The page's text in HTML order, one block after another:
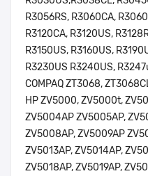
R3056RS, R3060CA,
R3120CA, R3120US,
R3150US, R3160US,
R3230US R3240US,
COMPAQ ZT3068,
HP ZV5000, ZV5000t,
ZV5004AP ZV5005AP,
ZV5008AP, ZV5009AP
ZV5013AP, ZV5014AP,
ZV5018AP, ZV5019AP,